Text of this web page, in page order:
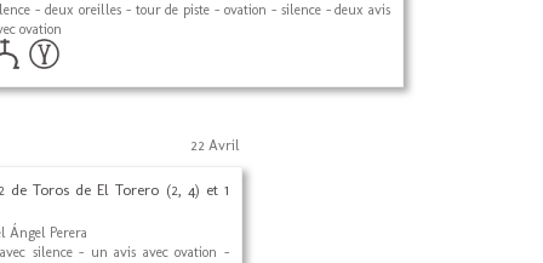
- deux oreilles - tour de piste - ovation - silence - deux avis
ovation
22 Avril
de Toros de El Torero (2, 4) et 1
Ángel Perera
silence - un avis avec ovation -